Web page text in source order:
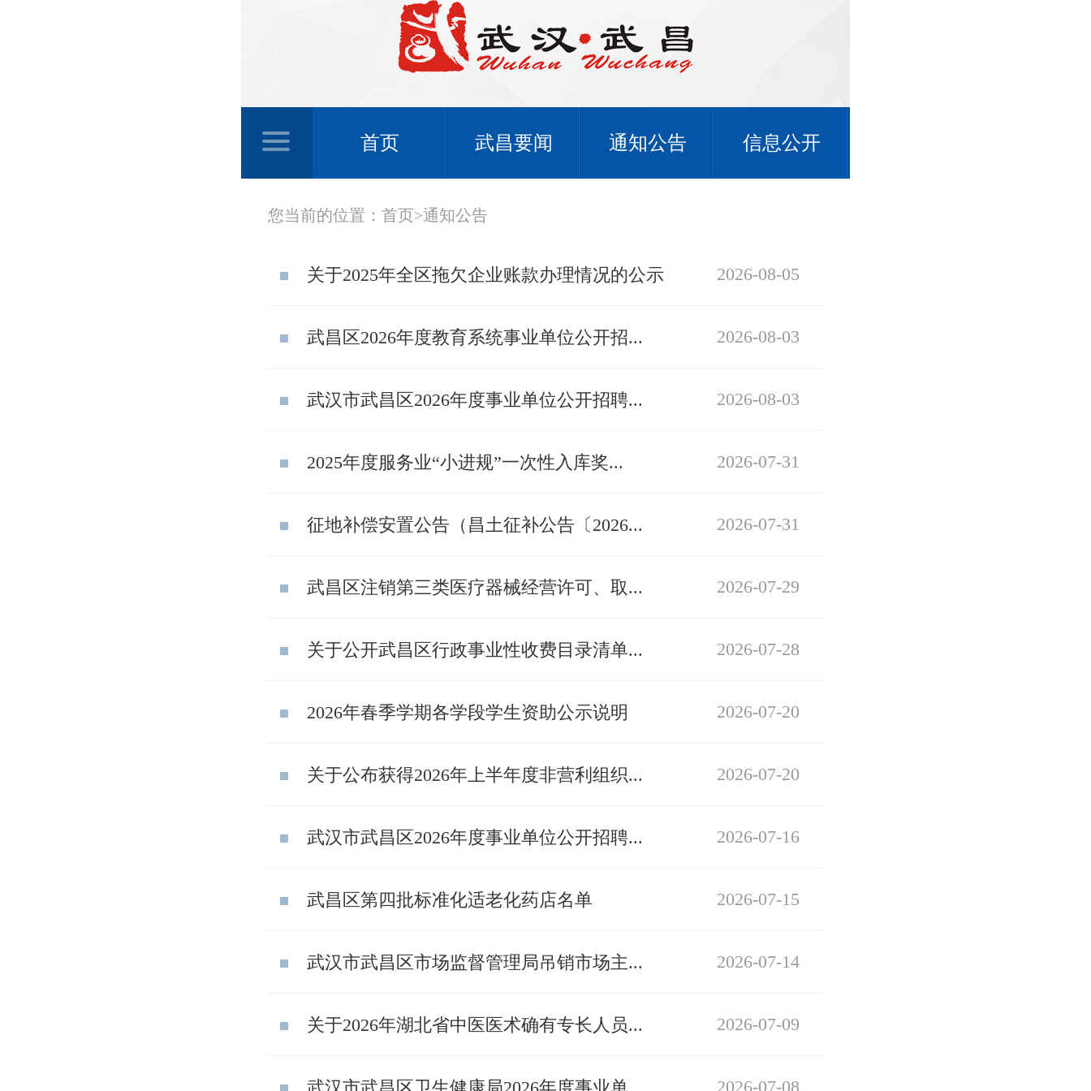
首页 武昌要闻 通知公告 信息公开
您当前的位置： 首页>通知公告
关于2025年全区拖欠企业账款办理情况的公示 2026-08-05
武昌区2026年度教育系统事业单位公开招... 2026-08-03
武汉市武昌区2026年度事业单位公开招聘... 2026-08-03
2025年度服务业“小进规”一次性入库奖... 2026-07-31
征地补偿安置公告（昌土征补公告〔2026... 2026-07-31
武昌区注销第三类医疗器械经营许可、取... 2026-07-29
关于公开武昌区行政事业性收费目录清单... 2026-07-28
2026年春季学期各学段学生资助公示说明 2026-07-20
关于公布获得2026年上半年度非营利组织... 2026-07-20
武汉市武昌区2026年度事业单位公开招聘... 2026-07-16
武昌区第四批标准化适老化药店名单 2026-07-15
武汉市武昌区市场监督管理局吊销市场主... 2026-07-14
关于2026年湖北省中医医术确有专长人员... 2026-07-09
2026-07-08